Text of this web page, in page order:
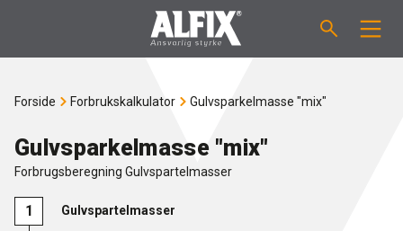
Sparkelmasse "Mix"
VEILEDNINGER
Forside Forbrukskalkulator Gulvsparkelmasse "mix"
Gulvsparkelmasse "mix"
Forbrugsberegning Gulvspartelmasser
Gulvspartelmasser